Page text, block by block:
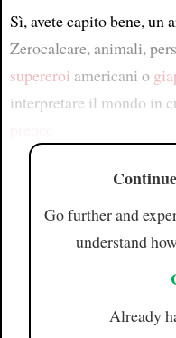
Sì, avete capito bene, un
Zerocalcare, animali,
supereroi americani o
interpretare il mondo in
Go further and
understand
Already